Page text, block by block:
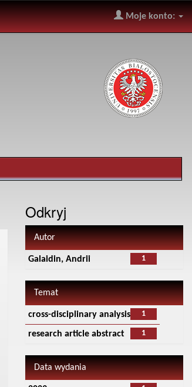
Moje konto:
Odkryj
Autor
1
Galaidin, Andrii
Temat
1
cross-disciplinary analysis
1
research article abstract
Data wydania